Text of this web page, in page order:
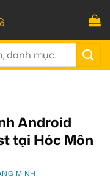
Android
tại Hóc Môn
MINH